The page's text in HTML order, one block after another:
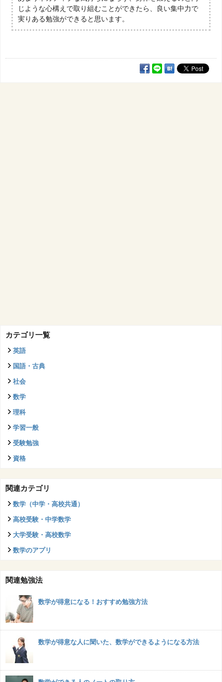
じような心構えで取り組むことができたら、良い集中力で
実りある勉強ができると思います。
カテゴリ一覧
英語
国語・古典
社会
数学
理科
学習一般
受験勉強
資格
関連カテゴリ
数学（中学・高校共通）
高校受験・中学数学
大学受験・高校数学
数学のアプリ
関連勉強法
数学が得意になる！おすすめ勉強方法
数学が得意な人に聞いた、数学ができるようになる方法